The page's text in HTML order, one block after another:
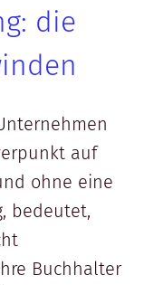
die
auf
ohne eine
bedeutet,
Buchhalter